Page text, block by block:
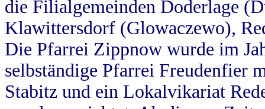
die Filialgemeinden Doderlage
Klawittersdorf (Glowaczewo),
Die Pfarrei Zippnow wurde im
selbständige Pfarrei Freudenfier
Stabitz und ein Lokalvikariat